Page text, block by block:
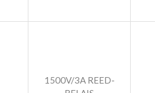
1500V/3A REED-